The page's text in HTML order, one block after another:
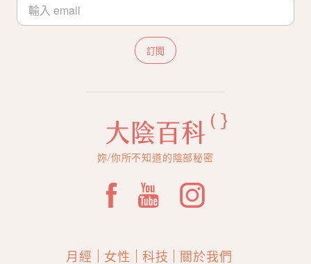
訂閱
妳/你所不知道的陰部秘密
月經 女性 科技 關於我們